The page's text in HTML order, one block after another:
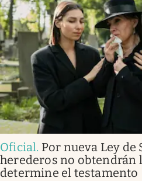
Oficial. Por nueva Ley de
herederos no obtendrán
determine el testamento